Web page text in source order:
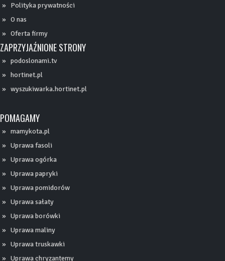
Polityka prywatności
O nas
Oferta firmy
ZAPRZYJAŹNIONE STRONY
podoslonami.tv
hortinet.pl
wyszukiwarka.hortinet.pl
POMAGAMY
mamykota.pl
Uprawa fasoli
Uprawa ogórka
Uprawa papryki
Uprawa pomidorów
Uprawa sałaty
Uprawa borówki
Uprawa maliny
Uprawa truskawki
Uprawa chryzantemy